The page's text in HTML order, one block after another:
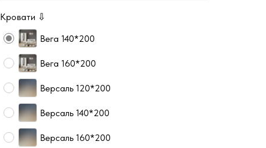
Кровати ⇩
Вега 140*200
Вега 160*200
Версаль 120*200
Версаль 140*200
Версаль 160*200